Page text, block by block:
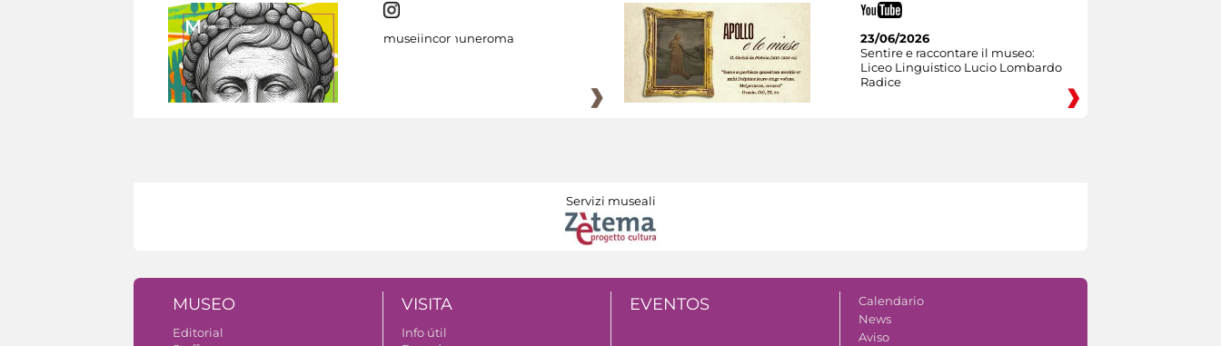
museiincomuneroma
23/06/2026
Sentire e raccontare il museo:
Liceo Linguistico Lucio Lombardo
Radice
Servizi museali
MUSEO
Editorial
VISITA
Info útil
EVENTOS
Calendario
News
Aviso